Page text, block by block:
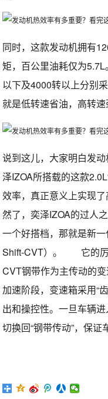
同时，这款发动机拥有
矩，百公里油耗仅为
以下及4000转以上分别
就是低转速省油，高转速
说到这儿，大家明白发
泽IZOA所搭载的这款
效率，真正意义上实现
然了，奕泽IZOA的过人
一个好搭档，那就是新
Shift-CVT）。 它的厉
CVT钢带作为主传动的
加速阶段，变速箱采用“
出和操控性。一旦车辆
切换回“钢带传动”，保证